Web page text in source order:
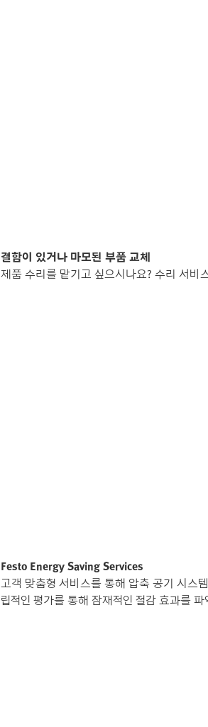
결함이 있거나 마모된 부품 교체
제품 수리를 맡기고 싶으시나요? 수리 서비
Festo Energy Saving Services
고객 맞춤형 서비스를 통해 압축 공기 시스
립적인 평가를 통해 잠재적인 절감 효과를